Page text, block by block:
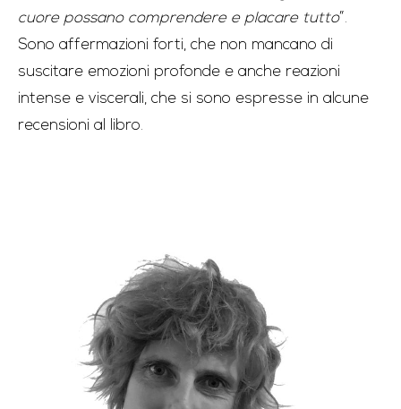
cuore possano comprendere e placare tutto”.
Sono affermazioni forti, che non mancano di
suscitare emozioni profonde e anche reazioni
intense e viscerali, che si sono espresse in alcune
recensioni al libro.